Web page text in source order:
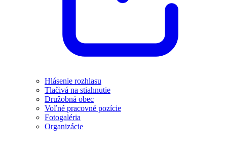
Hlásenie rozhlasu
Tlačivá na stiahnutie
Družobná obec
Voľné pracovné pozície
Fotogaléria
Organizácie